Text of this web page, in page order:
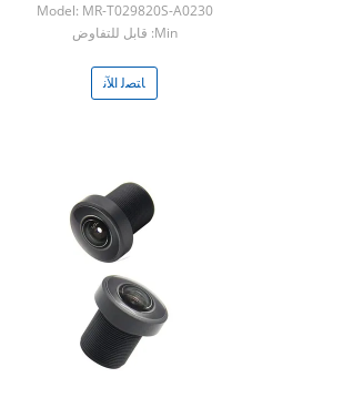
Model: MR-T029820S-A0230
Min: قابل للتفاوض
ﺎﺘﺼﻟ ﺍﻶﻧ